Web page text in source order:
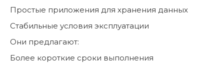
Простые приложения для хранения данных
Стабильные условия эксплуатации
Они предлагают:
Более короткие сроки выполнения